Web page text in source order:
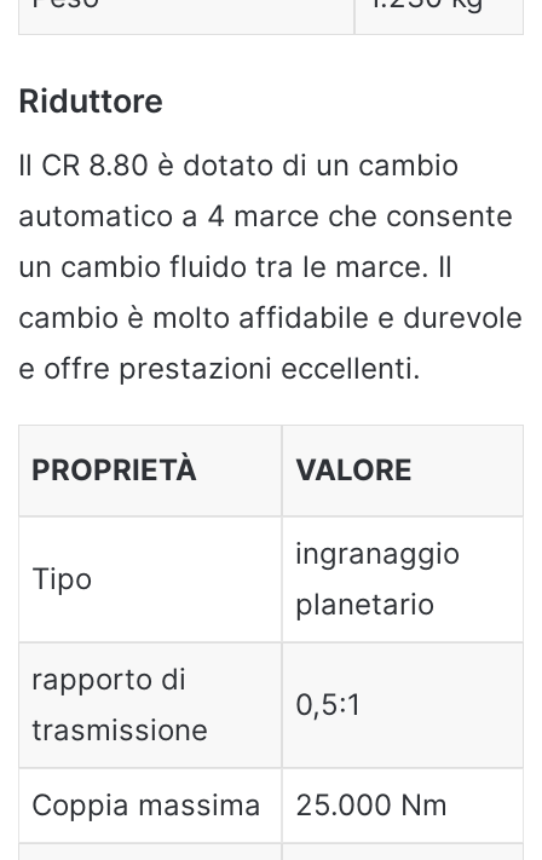
Riduttore
Il CR 8.80 è dotato di un cambio
automatico a 4 marce che consente
un cambio fluido tra le marce. Il
cambio è molto affidabile e durevole
e offre prestazioni eccellenti.
PROPRIETÀ VALORE
Tipo
ingranaggio
planetario
rapporto di
trasmissione
0,5:1
Coppia massima 25.000 Nm